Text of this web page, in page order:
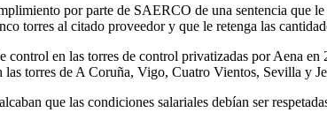
por parte de SAERCO de una sentencia que
torres al citado proveedor y que le retenga las
en las torres de control privatizadas por Aena
torres de A Coruña, Vigo, Cuatro Vientos, Sevilla y
que las condiciones salariales debían ser